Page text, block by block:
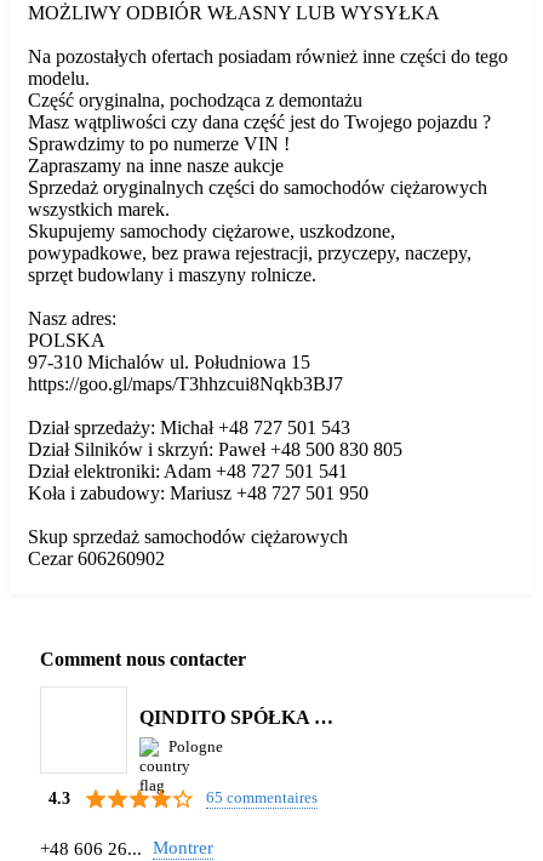
MOŻLIWY ODBIÓR WŁASNY LUB WYSYŁKA
Na pozostałych ofertach posiadam również inne części do tego
modelu.
Część oryginalna, pochodząca z demontażu
Masz wątpliwości czy dana część jest do Twojego pojazdu ?
Sprawdzimy to po numerze VIN !
Zapraszamy na inne nasze aukcje
Sprzedaż oryginalnych części do samochodów ciężarowych
wszystkich marek.
Skupujemy samochody ciężarowe, uszkodzone,
powypadkowe, bez prawa rejestracji, przyczepy, naczepy,
sprzęt budowlany i maszyny rolnicze.
Nasz adres:
POLSKA
97-310 Michalów ul. Południowa 15
https://goo.gl/maps/T3hhzcui8Nqkb3BJ7
Dział sprzedaży: Michał +48 727 501 543
Dział Silników i skrzyń: Paweł +48 500 830 805
Dział elektroniki: Adam +48 727 501 541
Koła i zabudowy: Mariusz +48 727 501 950
Skup sprzedaż samochodów ciężarowych
Cezar 606260902
Comment nous contacter
QINDITO SPÓŁKA Z OGRANICZONĄ ODPOWIEDZIALNOŚCIĄ
Pologne
4.3 65 commentaires
+48 606 26... Montrer